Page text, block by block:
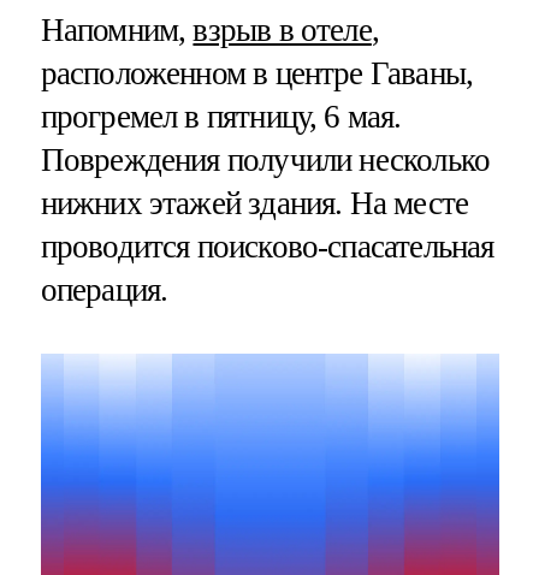
Напомним,взрыв в отеле,
расположенном в центре Гаваны,
прогремел в пятницу, 6 мая.
Повреждения получили несколько
нижних этажей здания. На месте
проводится поисково-спасательная
операция.